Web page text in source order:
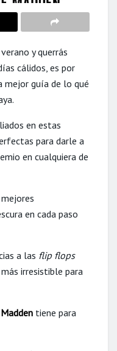
y querrás
cálidos, es por
mejor guía de lo qué
en estas
para darle a
en cualquiera de
en cada paso
a las flip flops
irresistible para
tiene para